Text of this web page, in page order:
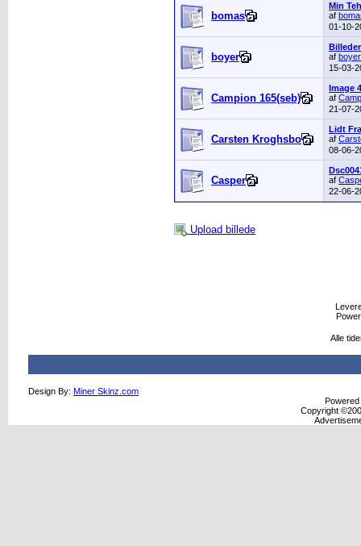
bomas
Min
af
01-10-
boyer
af boyer
15-03-
Campion 165(seb)
Image
af
21-07-
Carsten Kroghsbo
Lidt
af
08-06-
Casper
af
22-06-
Upload billede
Alle
Design By: Miner Skinz.com
Copyright